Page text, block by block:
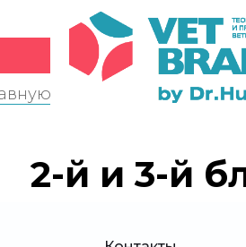
2-й и 3-й